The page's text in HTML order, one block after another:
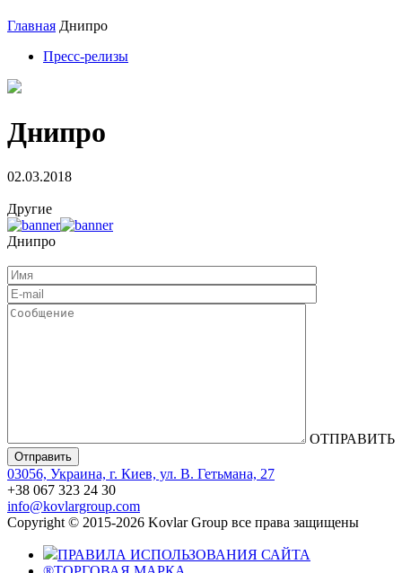
Главная Днипро
Пресс-релизы
Днипро
02.03.2018
Другие
Днипро
ОТПРАВИТЬ
03056, Украина, г. Киев, ул. В. Гетьмана, 27
+38 067 323 24 30
info@kovlargroup.com
Copyright © 2015-2026 Kovlar Group все права защищены
ПРАВИЛА ИСПОЛЬЗОВАНИЯ САЙТА